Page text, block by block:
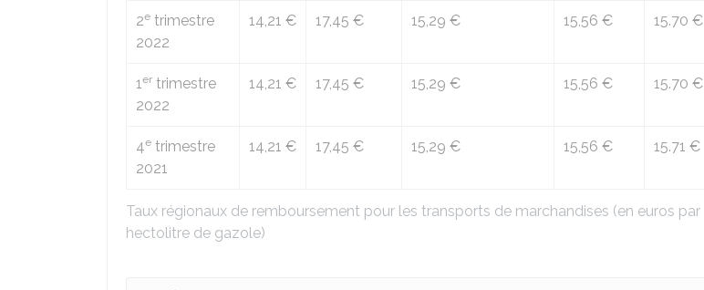
Taux régionaux de remboursement pour les transports de marchandises (en euros par
hectolitre de gazole)
2e trimestre
2022
14,21 € 17,45 € 15,29 € 15,56 € 15.70 €
1er trimestre
2022
14,21 € 17,45 € 15,29 € 15,56 € 15.70 €
4e trimestre
2021
14,21 € 17,45 € 15,29 € 15,56 € 15.71 €